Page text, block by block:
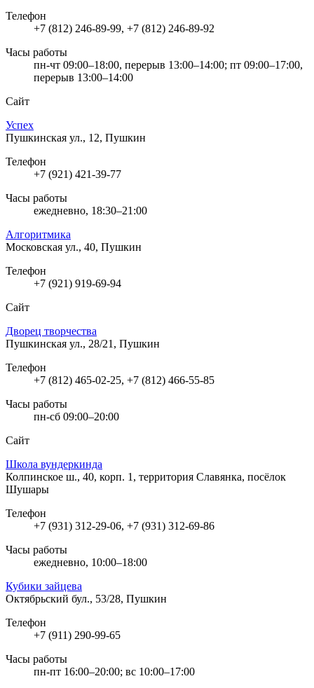
Телефон
+7 (812) 246-89-99, +7 (812) 246-89-92
Часы работы
пн-чт 09:00–18:00, перерыв 13:00–14:00; пт 09:00–17:00,
перерыв 13:00–14:00
Сайт
Успех
Пушкинская ул., 12, Пушкин
Телефон
+7 (921) 421-39-77
Часы работы
ежедневно, 18:30–21:00
Алгоритмика
Московская ул., 40, Пушкин
Телефон
+7 (921) 919-69-94
Сайт
Дворец творчества
Пушкинская ул., 28/21, Пушкин
Телефон
+7 (812) 465-02-25, +7 (812) 466-55-85
Часы работы
пн-сб 09:00–20:00
Сайт
Школа вундеркинда
Колпинское ш., 40, корп. 1, территория Славянка, посёлок
Шушары
Телефон
+7 (931) 312-29-06, +7 (931) 312-69-86
Часы работы
ежедневно, 10:00–18:00
Кубики зайцева
Октябрьский бул., 53/28, Пушкин
Телефон
+7 (911) 290-99-65
Часы работы
пн-пт 16:00–20:00; вс 10:00–17:00